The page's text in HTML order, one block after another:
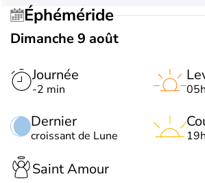
Éphéméride
Dimanche 9 août
Journée
-2 min
Dernier
croissant de Lune
Saint Amour